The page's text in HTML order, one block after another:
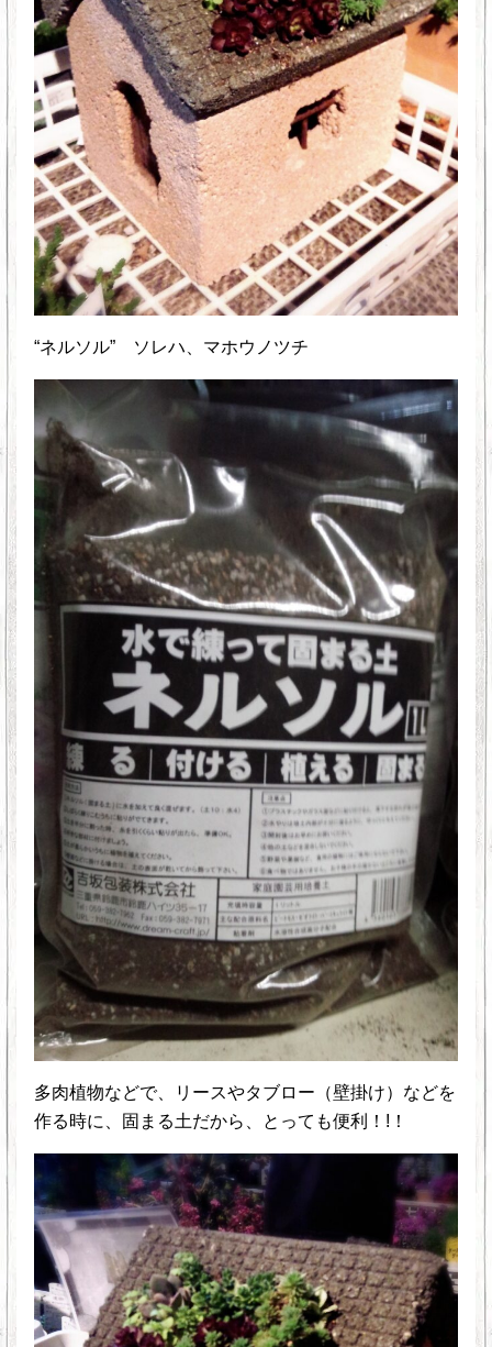
“ネルソル” ソレハ、マホウノツチ
多肉植物などで、リースやタブロー（壁掛け）などを
作る時に、固まる土だから、とっても便利！!！